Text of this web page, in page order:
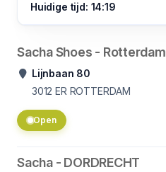
Huidige tijd: 14:19
Sacha Shoes - Rotterdam
Lijnbaan 80
3012 ER ROTTERDAM
Open
Sacha - DORDRECHT